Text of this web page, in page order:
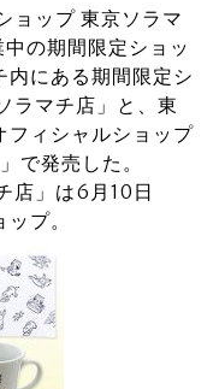
ョップ 東京ソラマ
の期間限定ショッ
内にある期間限定シ
ラマチ店」と、東
フィシャルショップ
で発売した。
店」は6月10日
プ。